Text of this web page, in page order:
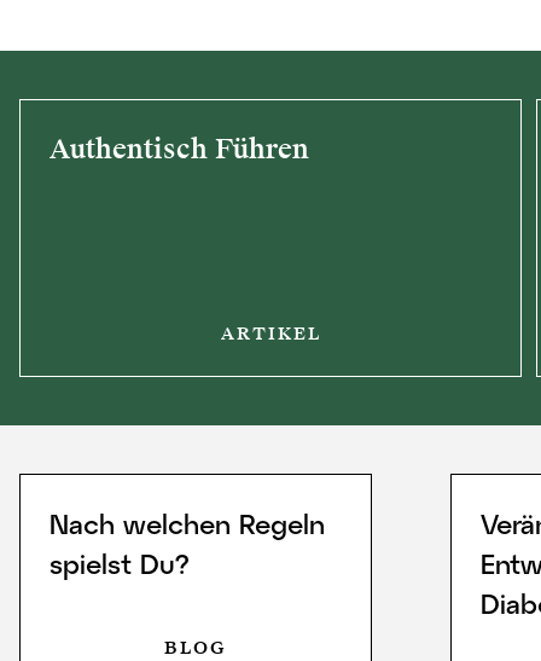
Authentisch Führen
ARTIKEL
Nach welchen Regeln
spielst Du?
BLOG